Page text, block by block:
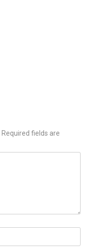
Required fields are